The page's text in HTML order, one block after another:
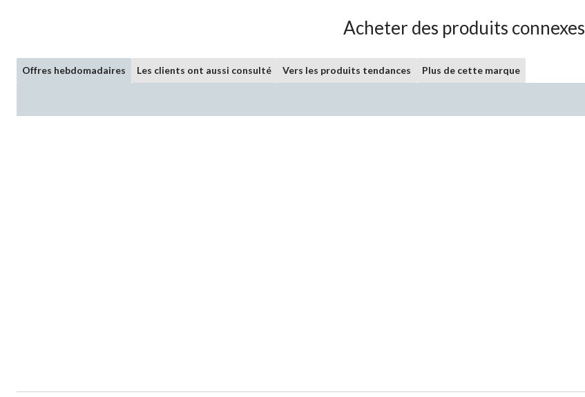
Acheter des produits connexes
Offres hebdomadaires Les clients ont aussi consulté Vers les produits tendances Plus de cette marque